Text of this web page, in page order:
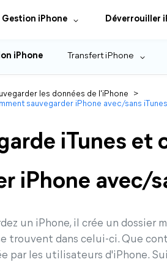
Gestion iPhone Déverrouiller
iPhone Transfert iPhone
les données de l'iPhone
>
sauvegarder iPhone avec/sans
iTunes et
iPhone avec/
un iPhone, il crée un dossier
trouvent dans celui-ci. Que
par les utilisateurs d'iPhone.